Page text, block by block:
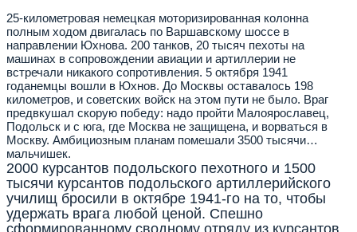
25-километровая немецкая моторизированная колонна
полным ходом двигалась по Варшавскому шоссе в
направлении Юхнова. 200 танков, 20 тысяч пехоты на
машинах в сопровождении авиации и артиллерии не
встречали никакого сопротивления. 5 октября 1941
годанемцы вошли в Юхнов. До Москвы оставалось 198
километров, и советских войск на этом пути не было. Враг
предвкушал скорую победу: надо пройти Малоярославец,
Подольск и с юга, где Москва не защищена, и ворваться в
Москву. Амбициозным планам помешали 3500 тысячи…
мальчишек.
2000 курсантов подольского пехотного и 1500
тысячи курсантов подольского артиллерийского
училищ бросили в октябре 1941-го на то, чтобы
удержать врага любой ценой. Спешно